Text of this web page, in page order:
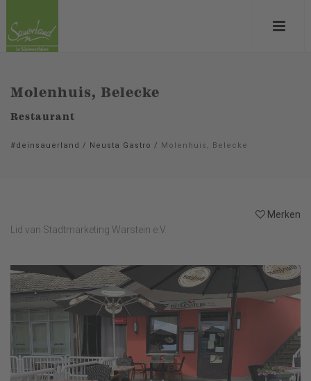
Molenhuis, Belecke
Restaurant
#deinsauerland / Neusta Gastro / Molenhuis, Belecke
Merken
Lid van Stadtmarketing Warstein e.V.